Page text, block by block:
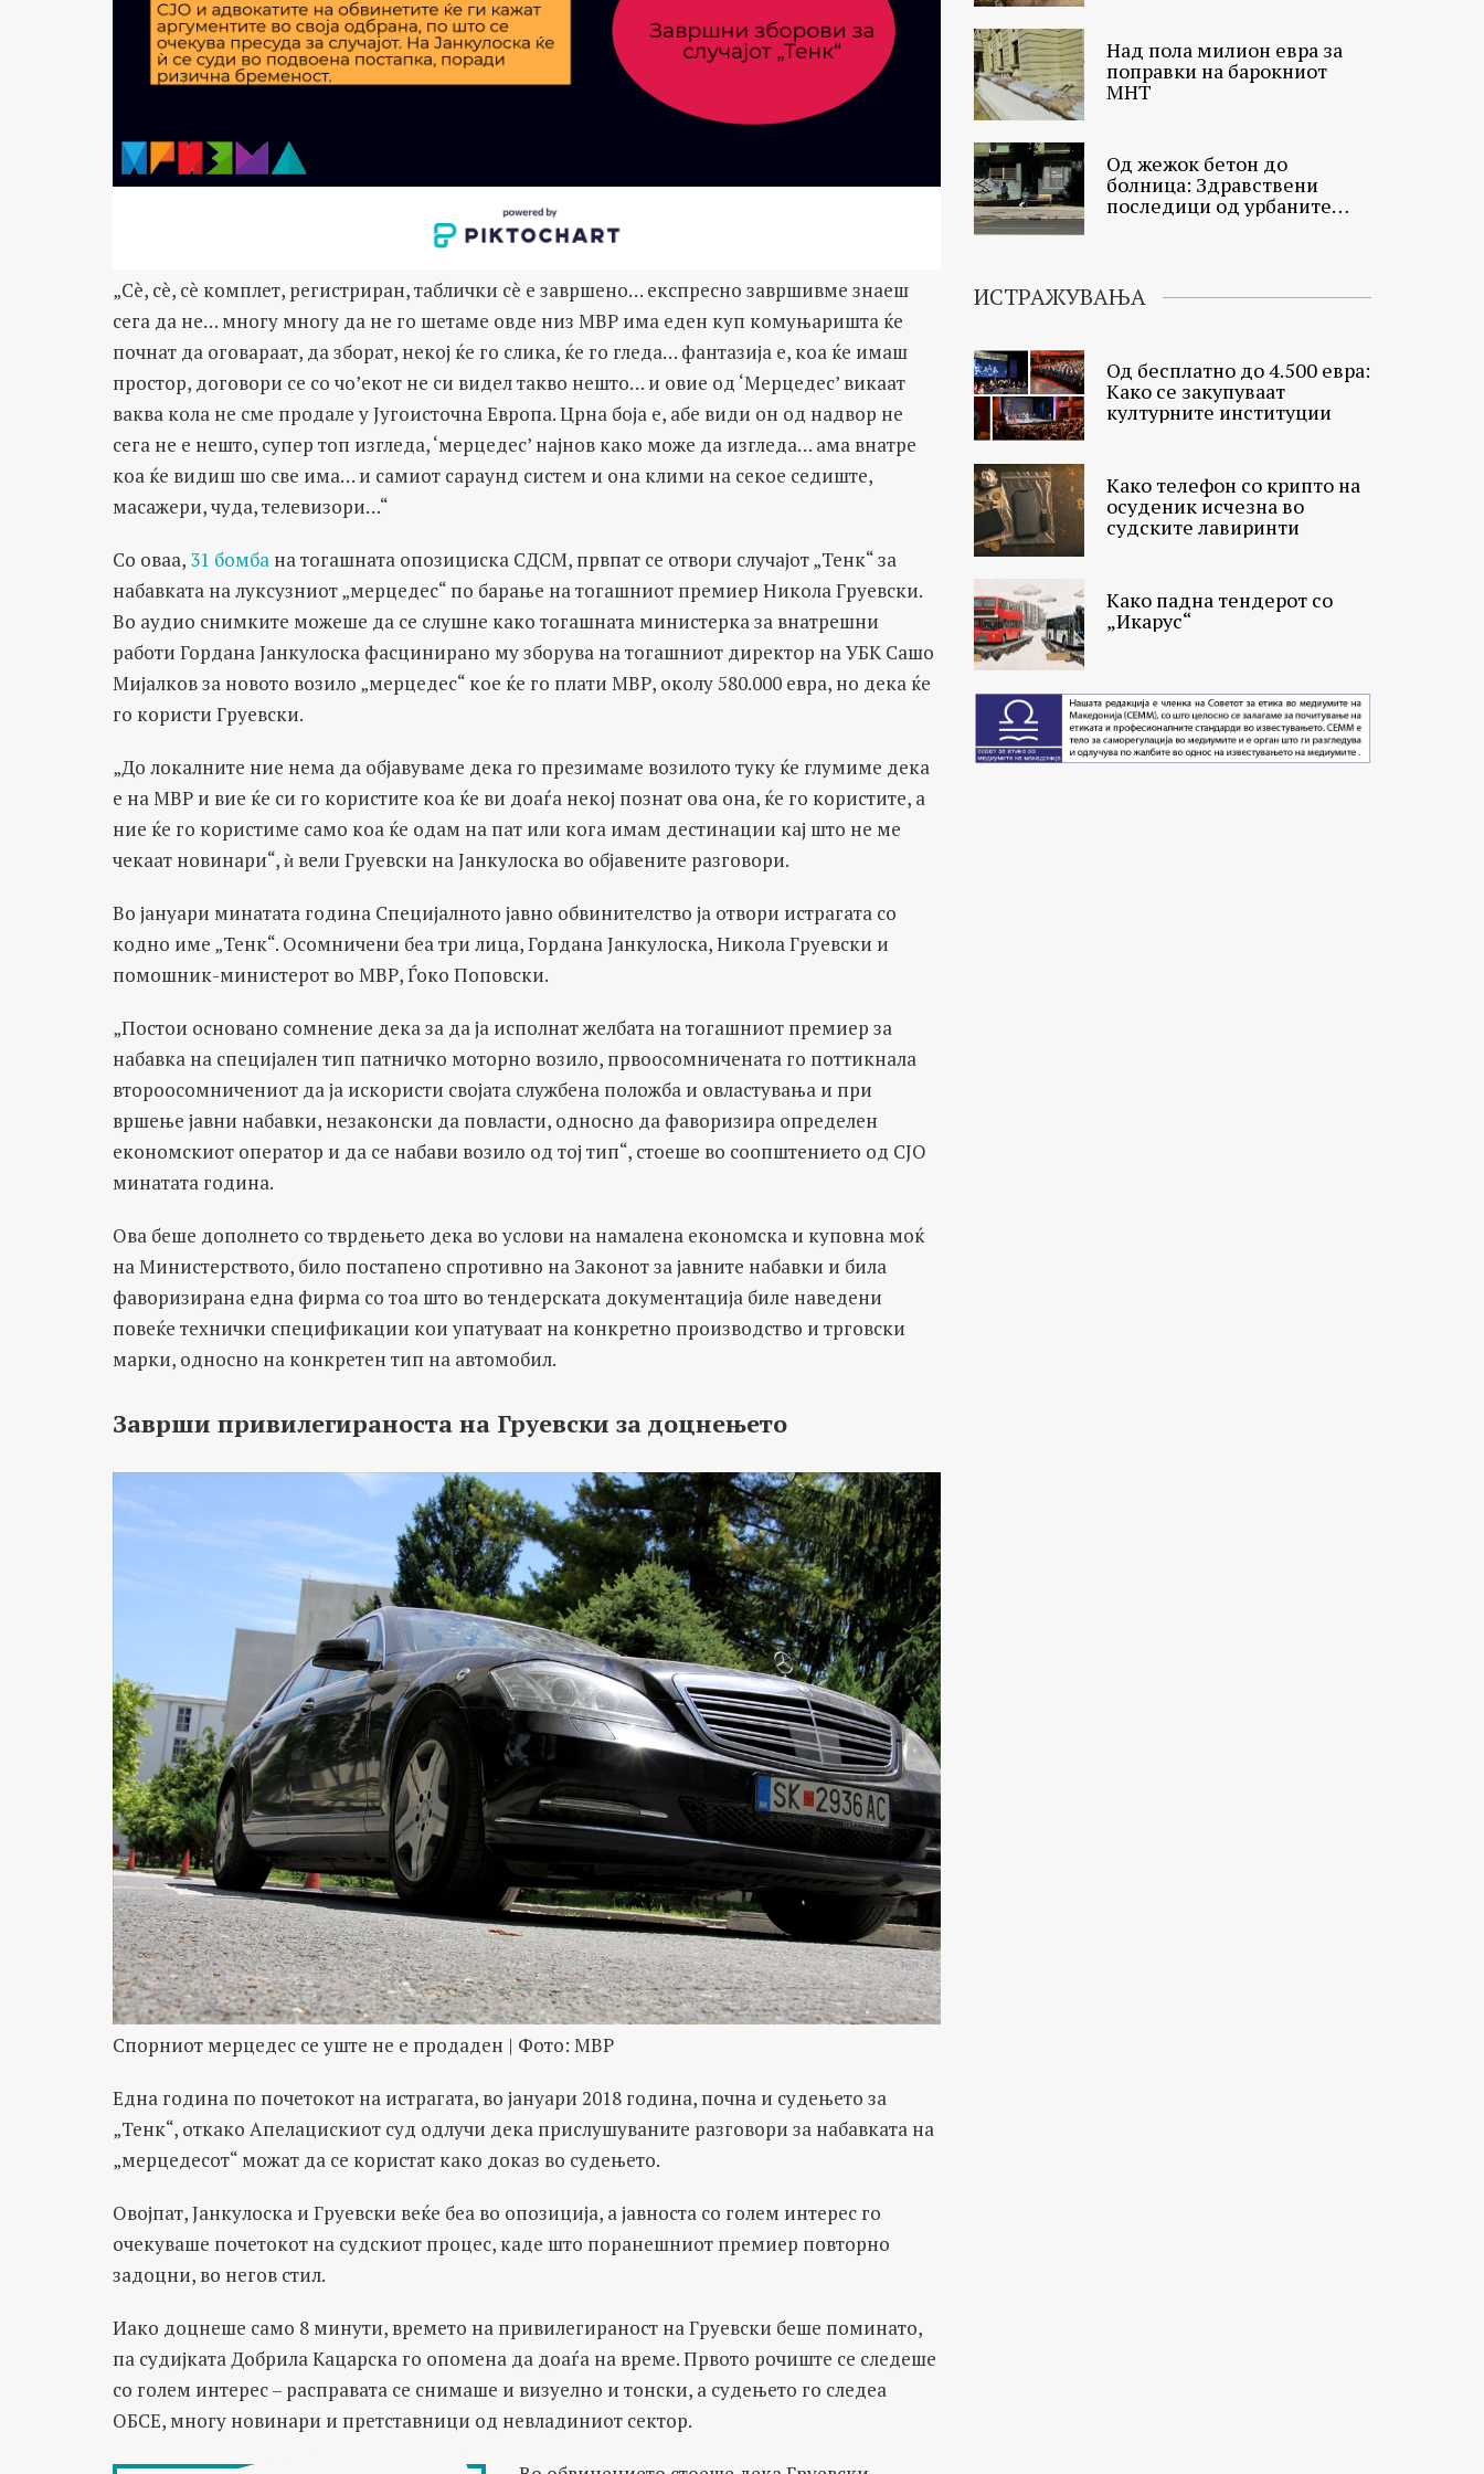
„Сè, сè, сè комплет, регистриран, таблички сè е завршено… експресно завршивме знаеш
сега да не… многу многу да не го шетаме овде низ МВР има еден куп комуњаришта ќе
почнат да оговараат, да зборат, некој ќе го слика, ќе го гледа… фантазија е, коа ќе имаш
простор, договори се со чо’екот не си видел такво нешто… и овие од ‘Мерцедес’ викаат
ваква кола не сме продале у Југоисточна Европа. Црна боја е, абе види он од надвор не
сега не е нешто, супер топ изгледа, ‘мерцедес’ најнов како може да изгледа… ама внатре
коа ќе видиш шо све има… и самиот сараунд систем и она клими на секое седиште,
масажери, чуда, телевизори…“
Со оваа, 31 бомба на тогашната опозициска СДСМ, првпат се отвори случајот „Тенк“ за
набавката на луксузниот „мерцедес“ по барање на тогашниот премиер Никола Груевски.
Во аудио снимките можеше да се слушне како тогашната министерка за внатрешни
работи Гордана Јанкулоска фасцинирано му зборува на тогашниот директор на УБК Сашо
Мијалков за новото возило „мерцедес“ кое ќе го плати МВР, околу 580.000 евра, но дека ќе
го користи Груевски.
„До локалните ние нема да објавуваме дека го презимаме возилото туку ќе глумиме дека
е на МВР и вие ќе си го користите коа ќе ви доаѓа некој познат ова она, ќе го користите, а
ние ќе го користиме само коа ќе одам на пат или кога имам дестинации кај што не ме
чекаат новинари“, ѝ вели Груевски на Јанкулоска во објавените разговори.
Во јануари минатата година Специјалното јавно обвинителство ја отвори истрагата со
кодно име „Тенк“. Осомничени беа три лица, Гордана Јанкулоска, Никола Груевски и
помошник-министерот во МВР, Ѓоко Поповски.
„Постои основано сомнение дека за да ја исполнат желбата на тогашниот премиер за
набавка на специјален тип патничко моторно возило, првоосомничената го поттикнала
второосомничениот да ја искористи својата службена положба и овластувања и при
вршење јавни набавки, незаконски да повласти, односно да фаворизира определен
економскиот оператор и да се набави возило од тој тип“, стоеше во соопштението од СЈО
минатата година.
Ова беше дополнето со тврдењето дека во услови на намалена економска и куповна моќ
на Министерството, било постапено спротивно на Законот за јавните набавки и била
фаворизирана една фирма со тоа што во тендерската документација биле наведени
повеќе технички спецификации кои упатуваат на конкретно производство и трговски
марки, односно на конкретен тип на автомобил.
Заврши привилегираноста на Груевски за доцнењето
Спорниот мерцедес се уште не е продаден | Фото: МВР
Една година по почетокот на истрагата, во јануари 2018 година, почна и судењето за
„Тенк“, откако Апелацискиот суд одлучи дека прислушуваните разговори за набавката на
„мерцедесот“ можат да се користат како доказ во судењето.
Овојпат, Јанкулоска и Груевски веќе беа во опозиција, а јавноста со голем интерес го
очекуваше почетокот на судскиот процес, каде што поранешниот премиер повторно
задоцни, во негов стил.
Иако доцнеше само 8 минути, времето на привилегираност на Груевски беше поминато,
па судијката Добрила Кацарска го опомена да доаѓа на време. Првото рочиште се следеше
со голем интерес – расправата се снимаше и визуелно и тонски, а судењето го следеа
ОБСЕ, многу новинари и претставници од невладиниот сектор.
Над пола милион евра за
поправки на барокниот
МНТ
Од жежок бетон до
болница: Здравствени
последици од урбаните
ИСТРАЖУВАЊА
Од бесплатно до 4.500 евра:
Како се закупуваат
културните институции
Како телефон со крипто на
осуденик исчезна во
судските лавиринти
Како падна тендерот со
„Икарус“